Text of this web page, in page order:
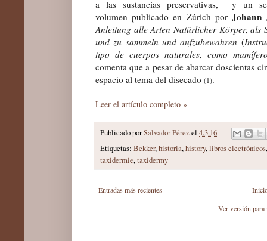
a las sustancias preservativas, y un
volumen publicado en Zúrich porJohann
Anleitung alle Arten Natürlicher Körper, als
und zu sammeln und aufzubewahren (
tipo de cuerpos naturales, como
comenta que a pesar deabarcardoscientas
espacio al tema del disecado (1).
Leer el artículo completo »
Publicado porSalvador Pérezel 4.3.16
Etiquetas: Bekker,historia,history,libros electrónicos
taxidermie,taxidermy
Entradas más recientes
Ver versión para